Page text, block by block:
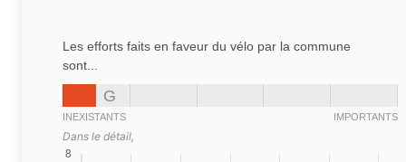
Les efforts faits en faveur du vélo par la commune
sont...
G
INEXISTANTS IMPORTANTS
Dans le détail,